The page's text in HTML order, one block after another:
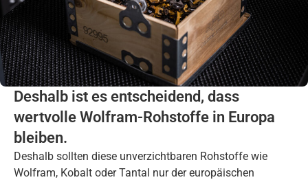
Deshalb ist es entscheidend, dass
wertvolle Wolfram-Rohstoffe in Europa
bleiben.
Deshalb sollten diese unverzichtbaren Rohstoffe wie
Wolfram, Kobalt oder Tantal nur der europäischen